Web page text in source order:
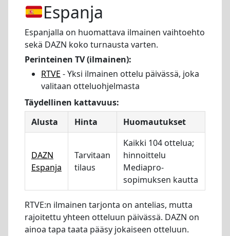
Espanja
Espanjalla on huomattava ilmainen vaihtoehto
sekä DAZN koko turnausta varten.
Perinteinen TV (ilmainen):
RTVE - Yksi ilmainen ottelu päivässä, joka
valitaan otteluohjelmasta
Täydellinen kattavuus:
Alusta
Hinta Huomautukset
DAZN
Espanja
Tarvitaan
tilaus
Kaikki 104 ottelua;
hinnoittelu
Mediapro-
sopimuksen kautta
RTVE:n ilmainen tarjonta on antelias, mutta
rajoitettu yhteen otteluun päivässä. DAZN on
ainoa tapa taata pääsy jokaiseen otteluun.